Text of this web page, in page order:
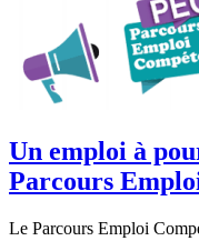
Un emploi à
Parcours
Le Parcours Emploi